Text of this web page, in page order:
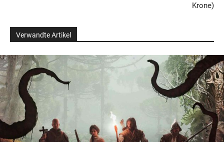
Krone)
Verwandte Artikel